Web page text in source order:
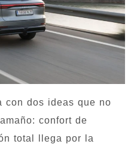
con dos ideas que no
confort de
total llega por la